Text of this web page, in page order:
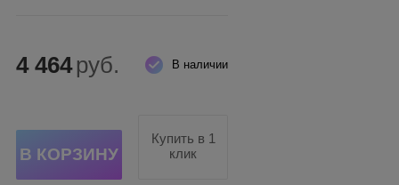
В наличии
4 464 руб.
Купить в 1
клик